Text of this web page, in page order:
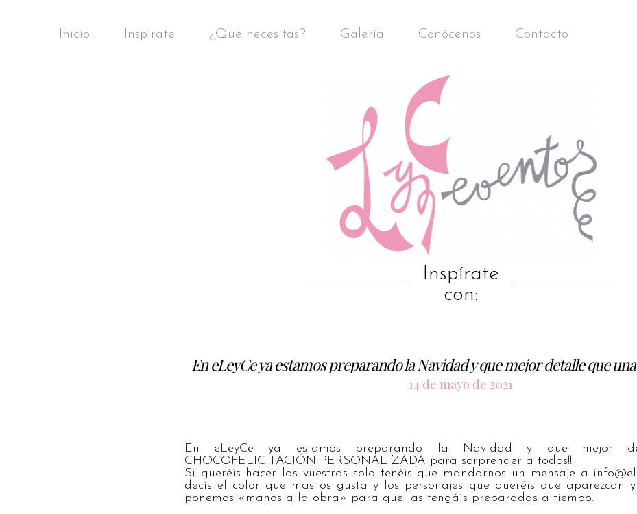
Inicio Inspírate ¿Qué necesitas? Galería Conócenos Contacto
Inspírate
con:
En eLeyCe ya estamos preparando la Navidad y que mejor detalle que
14 de mayo de 2021
En eLeyCe ya estamos preparando la Navidad y que mejor
CHOCOFELICITACIÓN PERSONALIZADA para sorprender a todos!!
Si queréis hacer las vuestras solo tenéis que mandarnos un mensaje a info@
decís el color que mas os gusta y los personajes que queréis que aparezcan
ponemos «manos a la obra» para que las tengáis preparadas a tiempo.